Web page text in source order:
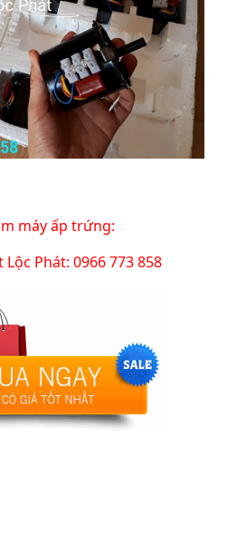
máy ấp trứng:
Phát: 0966 773 858